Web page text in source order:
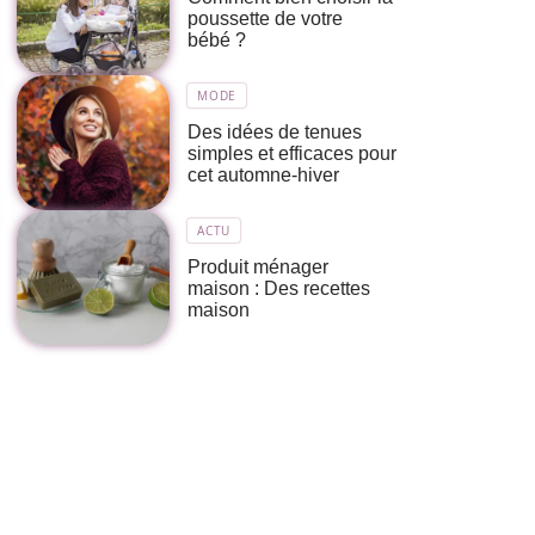
poussette de votre
bébé ?
MODE
Des idées de tenues
simples et efficaces pour
cet automne-hiver
ACTU
Produit ménager
maison : Des recettes
maison